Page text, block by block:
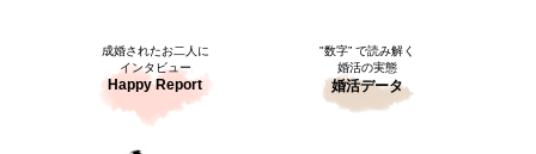
成婚されたお二人に
インタビュー
Happy Report
"数字” で読み解く
婚活の実態
婚活データ